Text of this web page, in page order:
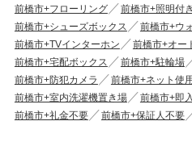
前橋市+フローリング
前橋市+照明付き
前橋市+シューズボックス
前橋市+ウ
前橋市+TVインターホン
前橋市+オー
前橋市+宅配ボックス
前橋市+駐輪場
前橋市+防犯カメラ
前橋市+ネット使
前橋市+室内洗濯機置き場
前橋市+即
前橋市+礼金不要
前橋市+保証人不要